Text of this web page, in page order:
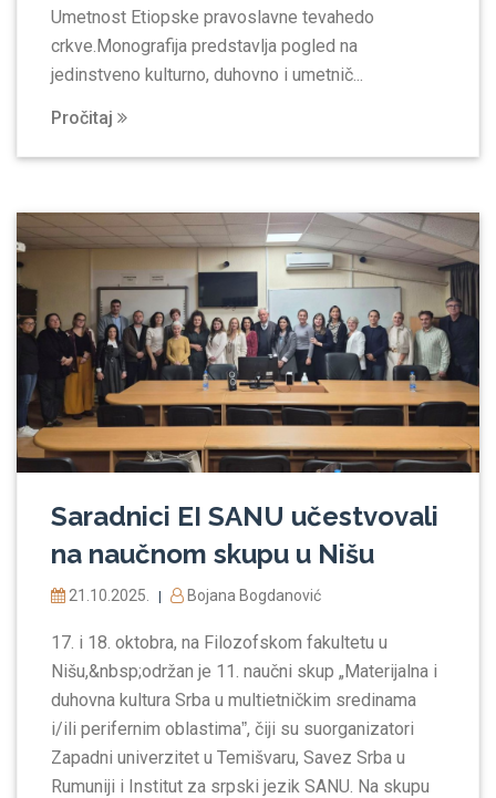
Umetnost Etiopske pravoslavne tevahedo
crkve.Monografija predstavlja pogled na
jedinstveno kulturno, duhovno i umetnič...
Pročitaj
Saradnici EI SANU učestvovali
na naučnom skupu u Nišu
21.10.2025. | Bojana Bogdanović
17. i 18. oktobra, na Filozofskom fakultetu u
Nišu,&nbsp;održan je 11. naučni skup „Materijalna i
duhovna kultura Srba u multietničkim sredinama
i/ili perifernim oblastimaˮ, čiji su suorganizatori
Zapadni univerzitet u Temišvaru, Savez Srba u
Rumuniji i Institut za srpski jezik SANU. Na skupu